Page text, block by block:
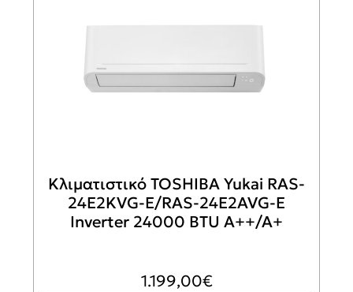
Κλιματιστικό TOSHIBA Yukai RAS-
24E2KVG-E/RAS-24E2AVG-E
Inverter 24000 BTU A++/A+
1.199,00€